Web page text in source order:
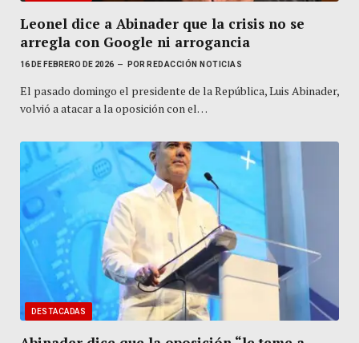
Leonel dice a Abinader que la crisis no se
arregla con Google ni arrogancia
16 DE FEBRERO DE 2026 POR REDACCIÓN NOTICIAS
El pasado domingo el presidente de la República, Luis Abinader,
volvió a atacar a la oposición con el…
DESTACADAS